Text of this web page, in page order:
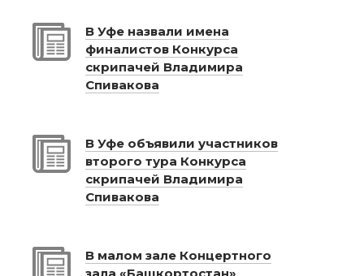
В Уфе назвали имена
финалистов Конкурса
скрипачей Владимира
Спивакова
В Уфе объявили участников
второго тура Конкурса
скрипачей Владимира
Спивакова
В малом зале Концертного